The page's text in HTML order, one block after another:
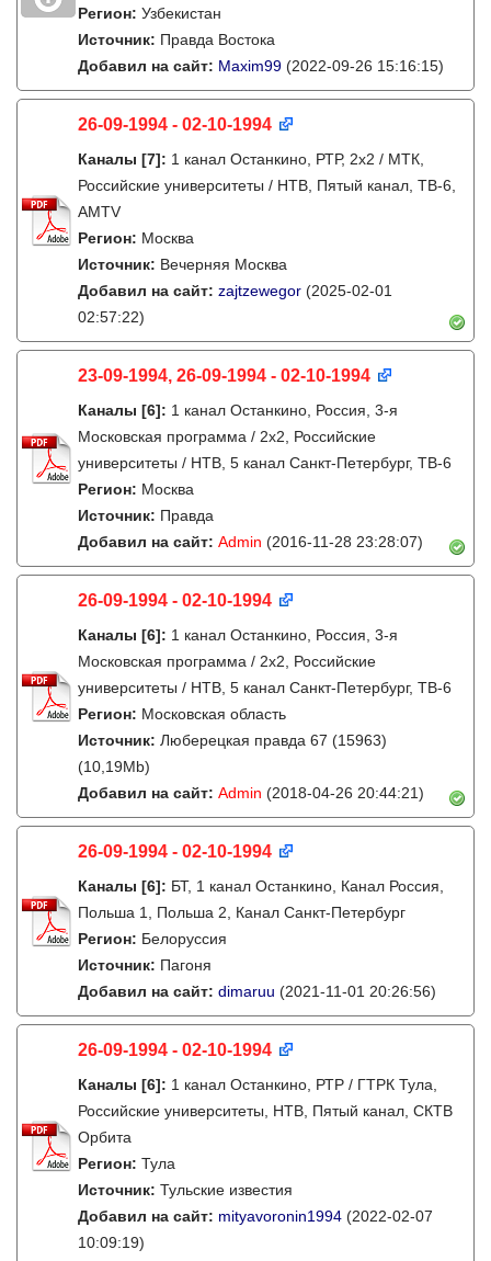
Регион: Узбекистан
Источник: Правда Востока
Добавил на сайт: Maxim99 (2022-09-26 15:16:15)
26-09-1994 - 02-10-1994
Каналы [7]: 1 канал Останкино, РТР, 2х2 / МТК,
Российские университеты / НТВ, Пятый канал, ТВ-6,
AMTV
Регион: Москва
Источник: Вечерняя Москва
Добавил на сайт: zajtzewegor (2025-02-01
02:57:22)
23-09-1994, 26-09-1994 - 02-10-1994
Каналы [6]: 1 канал Останкино, Россия, 3-я
Московская программа / 2x2, Российские
университеты / НТВ, 5 канал Санкт-Петербург, ТВ-6
Регион: Москва
Источник: Правда
Добавил на сайт: Admin (2016-11-28 23:28:07)
26-09-1994 - 02-10-1994
Каналы [6]: 1 канал Останкино, Россия, 3-я
Московская программа / 2x2, Российские
университеты / НТВ, 5 канал Санкт-Петербург, ТВ-6
Регион: Московская область
Источник: Люберецкая правда 67 (15963)
(10,19Mb)
Добавил на сайт: Admin (2018-04-26 20:44:21)
26-09-1994 - 02-10-1994
Каналы [6]: БТ, 1 канал Останкино, Канал Россия,
Польша 1, Польша 2, Канал Санкт-Петербург
Регион: Белоруссия
Источник: Пагоня
Добавил на сайт: dimaruu (2021-11-01 20:26:56)
26-09-1994 - 02-10-1994
Каналы [6]: 1 канал Останкино, РТР / ГТРК Тула,
Российские университеты, НТВ, Пятый канал, СКТВ
Орбита
Регион: Тула
Источник: Тульские известия
Добавил на сайт: mityavoronin1994 (2022-02-07
10:09:19)